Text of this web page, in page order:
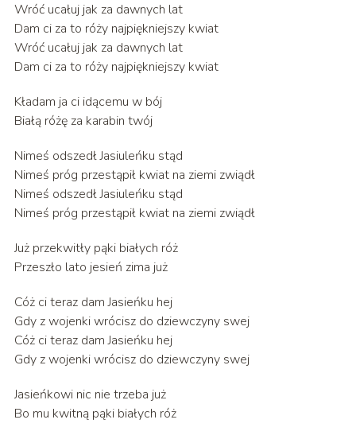
Wróć ucałuj jak za dawnych lat
Dam ci za to róży najpiękniejszy kwiat
Wróć ucałuj jak za dawnych lat
Dam ci za to róży najpiękniejszy kwiat
Kładam ja ci idącemu w bój
Białą różę za karabin twój
Nimeś odszedł Jasiuleńku stąd
Nimeś próg przestąpił kwiat na ziemi zwiądł
Nimeś odszedł Jasiuleńku stąd
Nimeś próg przestąpił kwiat na ziemi zwiądł
Już przekwitły pąki białych róż
Przeszło lato jesień zima już
Cóż ci teraz dam Jasieńku hej
Gdy z wojenki wrócisz do dziewczyny swej
Cóż ci teraz dam Jasieńku hej
Gdy z wojenki wrócisz do dziewczyny swej
Jasieńkowi nic nie trzeba już
Bo mu kwitną pąki białych róż